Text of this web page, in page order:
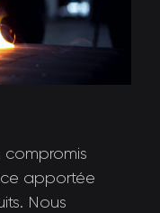
compromis
apportée
Nous